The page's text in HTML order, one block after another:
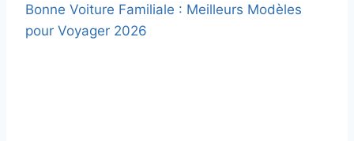
Bonne Voiture Familiale : Meilleurs Modèles
pour Voyager 2026